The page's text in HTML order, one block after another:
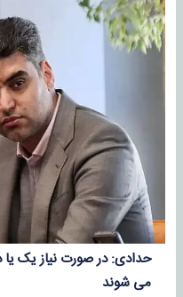
حدادی: در صورت نیاز یک یا
می شوند